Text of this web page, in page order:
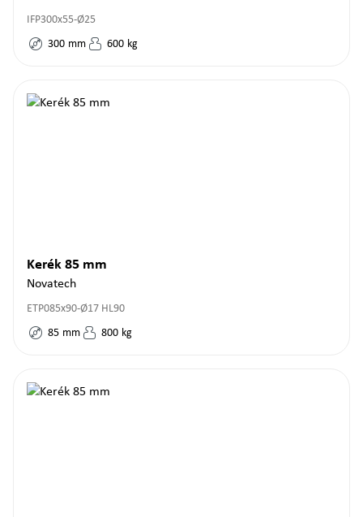
IFP300x55-Ø25
300 mm 600 kg
Kerék 85 mm
Novatech
ETP085x90-Ø17 HL90
85 mm 800 kg